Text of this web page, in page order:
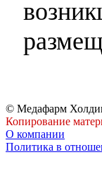
© Медафарм
Копирование
О компании
Политика в